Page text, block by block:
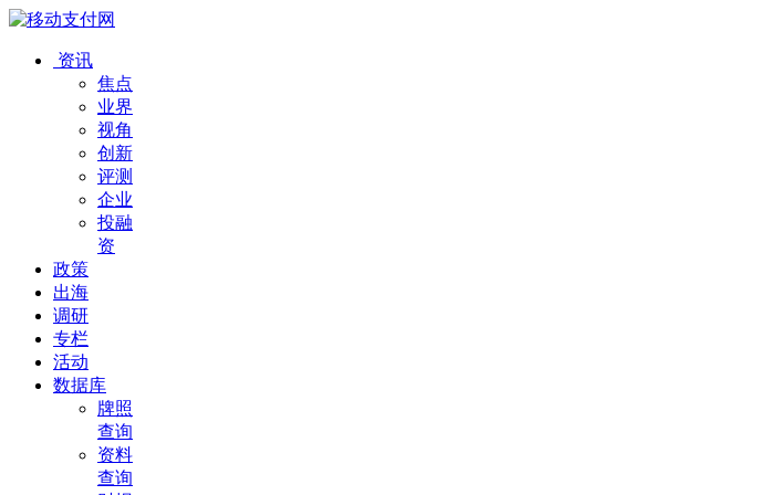
资讯
焦点
业界
视角
创新
评测
企业
投融
资
政策
出海
调研
专栏
活动
数据库
牌照
查询
资料
查询